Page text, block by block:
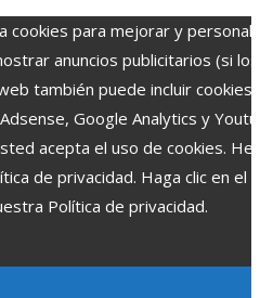
cookies para mejorar y
anuncios publicitarios (si los
también puede incluir cookies
Google Analytics y
acepta el uso de cookies.
de privacidad. Haga clic en el
Política de privacidad.